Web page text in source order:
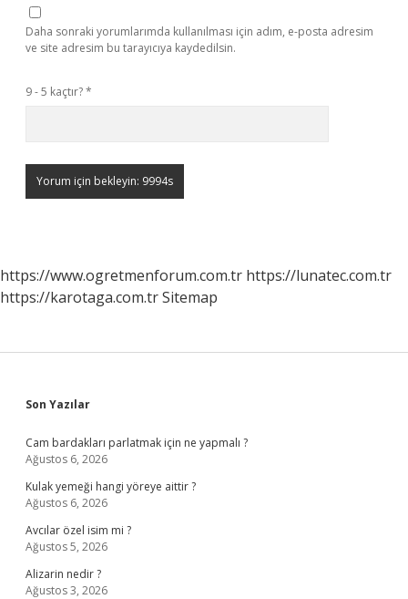
Daha sonraki yorumlarımda kullanılması için adım, e-posta adresim
ve site adresim bu tarayıcıya kaydedilsin.
9 - 5 kaçtır?*
https://www.ogretmenforum.com.tr https://lunatec.com.tr
https://karotaga.com.trSitemap
Sidebar
Son Yazılar
Cam bardakları parlatmak için ne yapmalı ?
Ağustos 6, 2026
Kulak yemeği hangi yöreye aittir ?
Ağustos 6, 2026
Avcılar özel isim mi ?
Ağustos 5, 2026
Alizarin nedir ?
Ağustos 3, 2026